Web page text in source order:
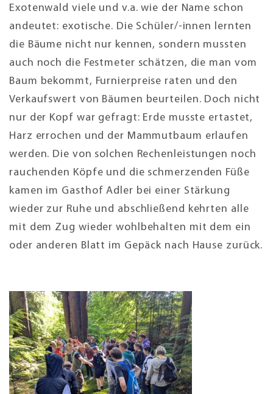
Exotenwald viele und v.a. wie der Name schon
andeutet: exotische. Die Schüler/-innen lernten
die Bäume nicht nur kennen, sondern mussten
auch noch die Festmeter schätzen, die man vom
Baum bekommt, Furnierpreise raten und den
Verkaufswert von Bäumen beurteilen. Doch nicht
nur der Kopf war gefragt: Erde musste ertastet,
Harz errochen und der Mammutbaum erlaufen
werden. Die von solchen Rechenleistungen noch
rauchenden Köpfe und die schmerzenden Füße
kamen im Gasthof Adler bei einer Stärkung
wieder zur Ruhe und abschließend kehrten alle
mit dem Zug wieder wohlbehalten mit dem ein
oder anderen Blatt im Gepäck nach Hause zurück.